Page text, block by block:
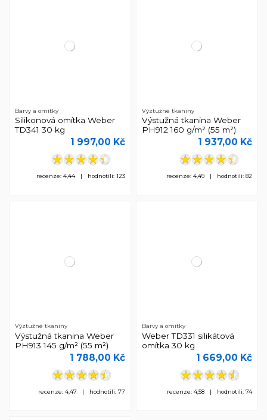
Barvy a omítky
Silikonová omítka Weber
TD341 30 kg
1 997,00 Kč
recenze: 4,44 | hodnotili: 123
Výztužné tkaniny
Výstužná tkanina Weber
PH912 160 g/m² (55 m²)
1 937,00 Kč
recenze: 4,49 | hodnotili: 82
Výztužné tkaniny
Výstužná tkanina Weber
PH913 145 g/m² (55 m²)
1 788,00 Kč
recenze: 4,47 | hodnotili: 77
Barvy a omítky
Weber TD331 silikátová
omítka 30 kg
1 669,00 Kč
recenze: 4,58 | hodnotili: 74